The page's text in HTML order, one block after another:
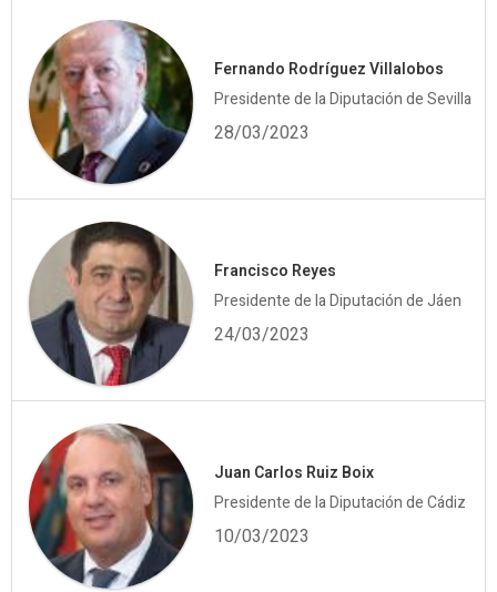
Fernando Rodríguez Villalobos
Presidente de la Diputación de Sevilla
28/03/2023
Francisco Reyes
Presidente de la Diputación de Jáen
24/03/2023
Juan Carlos Ruiz Boix
Presidente de la Diputación de Cádiz
10/03/2023